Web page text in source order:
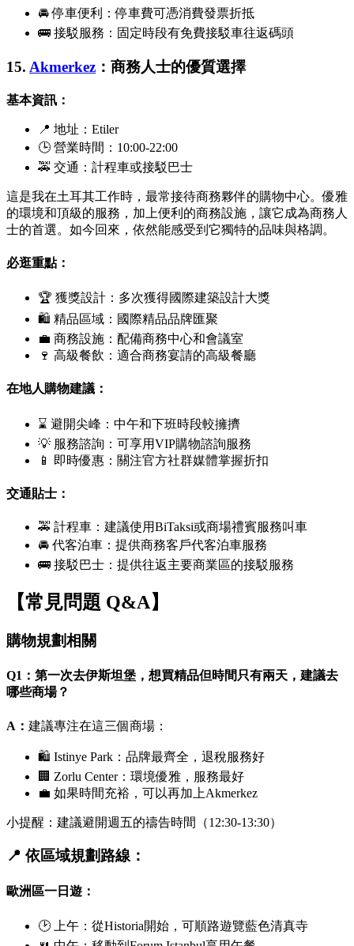
🚘 停車便利：停車費可憑消費發票折抵
🚌 接駁服務：固定時段有免費接駁車往返碼頭
15. Akmerkez ：商務人士的優質選擇
基本資訊：
📍 地址： Etiler
🕒 營業時間：10:00-22:00
🚕 交通：計程車或接駁巴士
這是我在土耳其工作時，最常接待商務夥伴的購物中心。優雅
的環境和頂級的服務，加上便利的商務設施，讓它成為商務人
士的首選。如今回來，依然能感受到它獨特的品味與格調。
必逛重點：
🏆 獲獎設計：多次獲得國際建築設計大獎
🛍 精品區域：國際精品品牌匯聚
💼 商務設施：配備商務中心和會議室
🍷 高級餐飲：適合商務宴請的高級餐廳
在地人購物建議：
⌛ 避開尖峰：中午和下班時段較擁擠
💡 服務諮詢：可享用VIP購物諮詢服務
📱 即時優惠：關注官方社群媒體掌握折扣
交通貼士：
🚕 計程車：建議使用BiTaksi或商場禮賓服務叫車
🚘 代客泊車：提供商務客戶代客泊車服務
🚌 接駁巴士：提供往返主要商業區的接駁服務
【常見問題 Q&A】
購物規劃相關
Q1：第一次去伊斯坦堡，想買精品但時間只有兩天，建議去
哪些商場？
A： 建議專注在這三個商場：
🛍 Istinye Park ：品牌最齊全，退稅服務好
🏢 Zorlu Center：環境優雅，服務最好
💼 如果時間充裕，可以再加上Akmerkez
小提醒：建議避開週五的禱告時間（12:30-13:30）
📍 依區域規劃路線：
歐洲區一日遊：
🕑 上午：從Historia開始，可順路遊覽藍色清真寺